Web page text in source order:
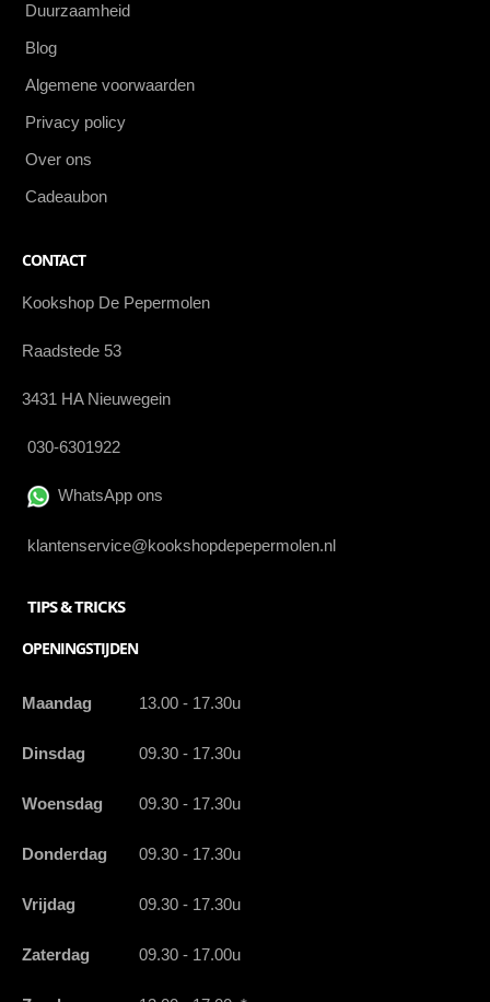
Duurzaamheid
Blog
Algemene voorwaarden
Privacy policy
Over ons
Cadeaubon
CONTACT
Kookshop De Pepermolen
Raadstede 53
3431 HA Nieuwegein
030-6301922
WhatsApp ons
klantenservice@kookshopdepepermolen.nl
TIPS & TRICKS
OPENINGSTIJDEN
Maandag 13.00 - 17.30u
Dinsdag 09.30 - 17.30u
Woensdag 09.30 - 17.30u
Donderdag 09.30 - 17.30u
Vrijdag 09.30 - 17.30u
Zaterdag 09.30 - 17.00u